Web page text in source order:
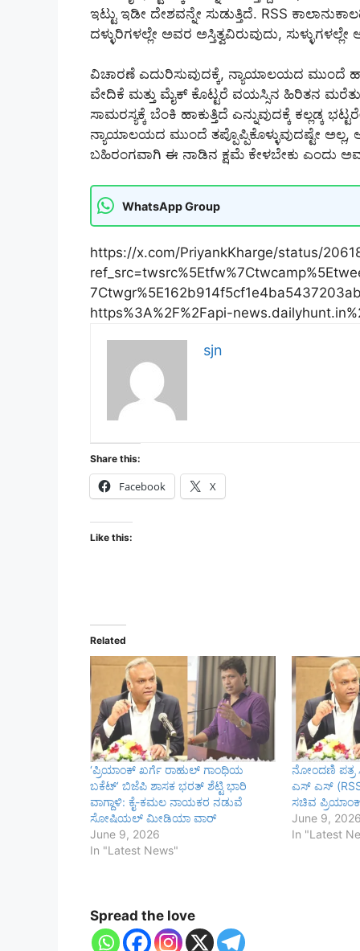
ಇಟ್ಟು ಇಡೀ ದೇಶವನ್ನೇ ಸುಡುತ್ತಿದೆ. RSS
ದಳ್ಳುರಿಗಳಲ್ಲೇ ಅವರ ಅಸ್ತಿತ್ವವಿರುವುದು,
ವಿಚಾರಣೆ ಎದುರಿಸುವುದಕ್ಕೆ, ನ್ಯಾಯಾಲಯದ ಮುಂದೆ
ವೇದಿಕೆ ಮತ್ತು ಮೈಕ್ ಕೊಟ್ಟರೆ ವಯಸ್ಸಿನ ಹಿರಿತನ ಮರೆತು
ಸಾಮರಸ್ಯಕ್ಕೆ ಬೆಂಕಿ ಹಾಕುತ್ತಿದೆ ಎನ್ನುವುದಕ್ಕೆ ಕಲ್ಲಡ್ಕ
ನ್ಯಾಯಾಲಯದ ಮುಂದೆ ತಪ್ಪೊಪ್ಪಿಕೊಳ್ಳುವುದಷ್ಟೇ
ಬಹಿರಂಗವಾಗಿ ಈ ನಾಡಿನ ಕ್ಷಮೆ ಕೇಳಬೇಕು ಎಂದು
WhatsApp Group
https://x.com/PriyankKharge/status/
https%3A%2F%2Fapi-
sjn
Share this:
Facebook X
Like this:
Related
‘ಪ್ರಿಯಾಂಕ್ ಖರ್ಗೆ ರಾಹುಲ್ ಗಾಂಧಿಯ
ಬಕೆಟ್’ ಬಿಜೆಪಿ ಶಾಸಕ ಭರತ್ ಶೆಟ್ಟಿ ಭಾರಿ
ವಾಗ್ದಾಳಿ: ಕೈ-ಕಮಲ ನಾಯಕರ ನಡುವೆ
ಸೋಷಿಯಲ್ ಮೀಡಿಯಾ ವಾರ್
June 9, 2026
In "Latest News"
ನೋಂದಣಿ ಪತ್ರ
ಎಸ್ ಎಸ್
ಸಚಿವ
June 9, 2026
In "Latest
Spread the love